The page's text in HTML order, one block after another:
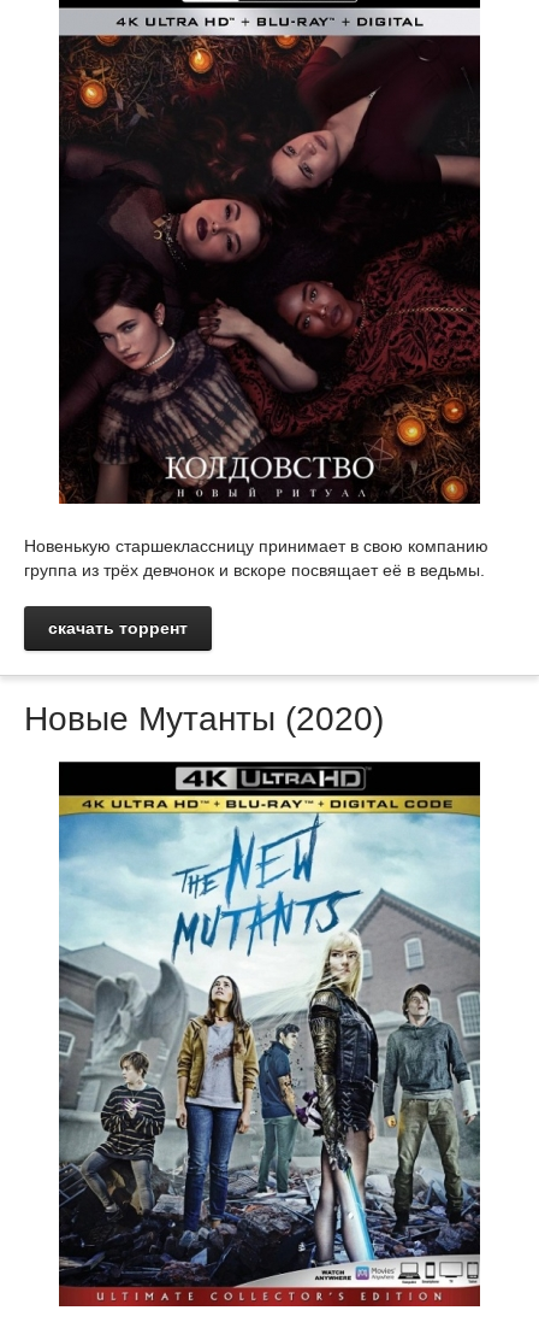
Новенькую старшеклассницу принимает в свою компанию
группа из трёх девчонок и вскоре посвящает её в ведьмы.
скачать торрент
Новые Мутанты (2020)